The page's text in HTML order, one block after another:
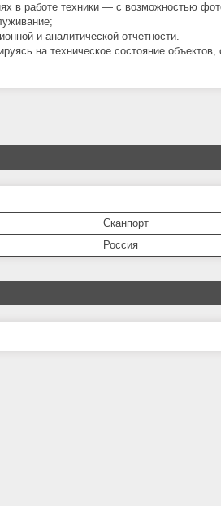
в работе техники — с возможностью
и аналитической отчетности.
на техническое состояние
Сканпорт
Россия